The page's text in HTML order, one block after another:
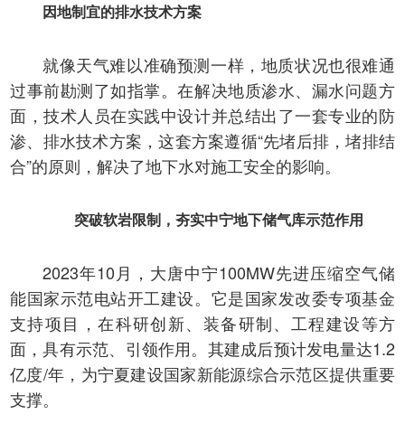
因地制宜的排水技术方案
就像天气难以准确预测一样，地质状况也很难通
过事前勘测了如指掌。在解决地质渗水、漏水问题方
面，技术人员在实践中设计并总结出了一套专业的防
渗、排水技术方案，这套方案遵循“先堵后排，堵排结
合”的原则，解决了地下水对施工安全的影响。
突破软岩限制，夯实中宁地下储气库示范作用
2023年10月，大唐中宁100MW先进压缩空气储
能国家示范电站开工建设。它是国家发改委专项基金
支持项目，在科研创新、装备研制、工程建设等方
面，具有示范、引领作用。其建成后预计发电量达1.2
亿度/年，为宁夏建设国家新能源综合示范区提供重要
支撑。